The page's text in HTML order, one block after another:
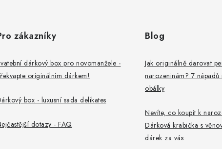
zákazníky
dárkový box pro novomanžele -
originálním dárkem!
box - luxusní sada delikates
dotazy - FAQ
Blog
Jak originálně darovat
narozeninám? 7 nápadů
obálky
Nevíte, co koupit k
Dárková krabička s
dárek za vás